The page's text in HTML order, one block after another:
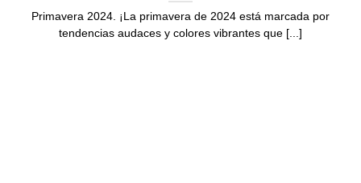
Primavera 2024. ¡La primavera de 2024 está marcada por
tendencias audaces y colores vibrantes que [...]